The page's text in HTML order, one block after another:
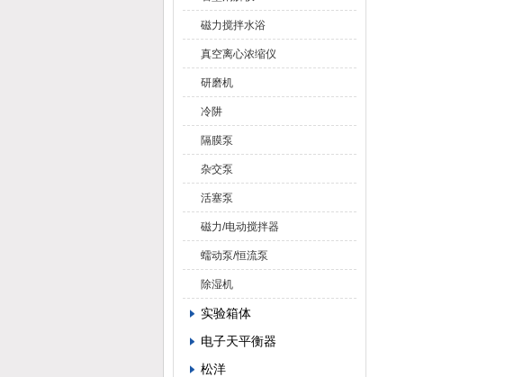
磁力搅拌水浴
真空离心浓缩仪
研磨机
冷阱
隔膜泵
杂交泵
活塞泵
磁力/电动搅拌器
蠕动泵/恒流泵
除湿机
实验箱体
电子天平衡器
松洋